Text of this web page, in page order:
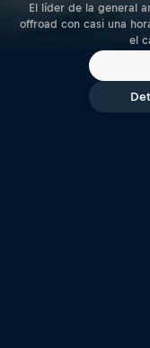
El líder de la general
offroad con casi una
el